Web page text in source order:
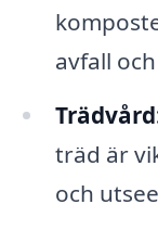
avfall
träd är
och